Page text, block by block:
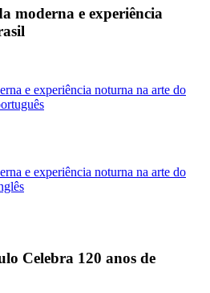
moderna e experiência
e experiência noturna na arte do
e experiência noturna na arte do
Celebra 120 anos de